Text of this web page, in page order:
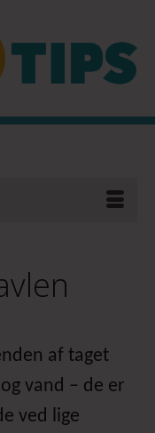
af taget
vand – de er
ved lige